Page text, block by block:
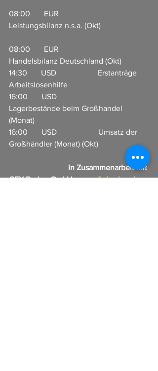
08:00       EUR
Leistungsbilanz n.s.a. (Okt)
08:00       EUR
Handelsbilanz Deutschland (Okt)
14:30       USD                     Erstanträge
Arbeitslosenhilfe
16:00       USD
Lagerbestände beim Großhandel
(Monat)
16:00       USD                     Umsatz der
Großhändler (Monat) (Okt)
In Zusammenarbeit mit
CFX Broker GmbH www.cfx-broker.de